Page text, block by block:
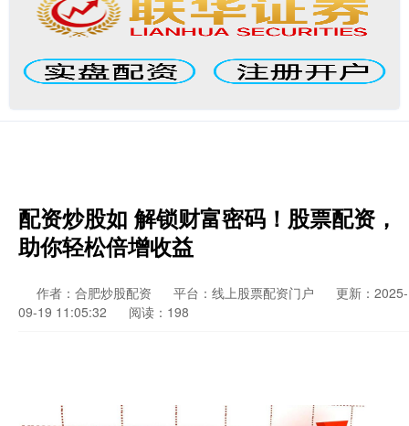
配资炒股如 解锁财富密码！股票配资，
助你轻松倍增收益
作者：合肥炒股配资 平台：线上股票配资门户
更新：2025-
09-19 11:05:32
阅读：198